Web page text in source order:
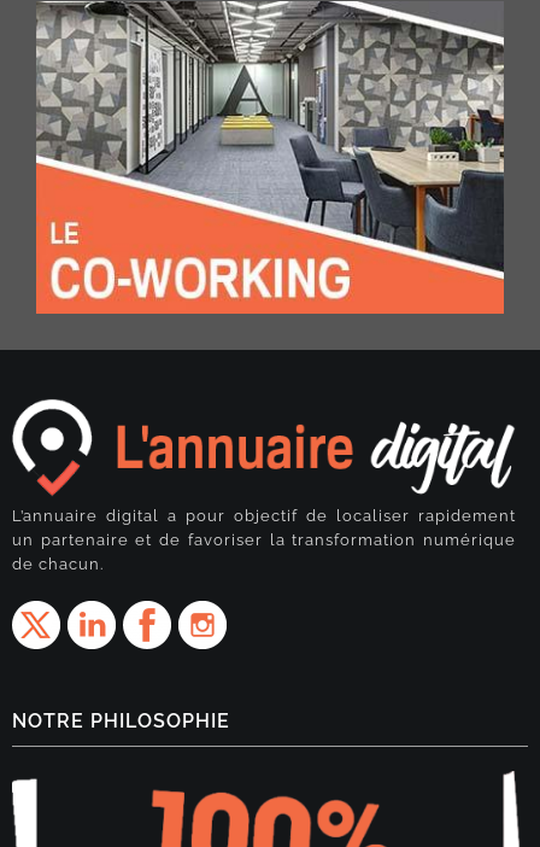
L’annuaire digital a pour objectif de localiser rapidement
un partenaire et de favoriser la transformation numérique
de chacun.
NOTRE PHILOSOPHIE